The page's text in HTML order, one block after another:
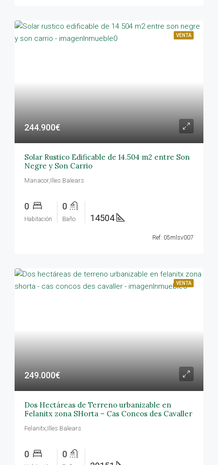
VENTA
244.900€
Solar Rustico Edificable de 14.504 m2 entre Son
Negre y Son Carrio
Manacor,Illes Balears
0
Habitación
0
Baño 14504
Ref: 05mlsv007
VENTA
249.000€
Dos Hectáreas de Terreno urbanizable en
Felanitx zona SHorta – Cas Concos des Cavaller
Felanitx,Illes Balears
0 0